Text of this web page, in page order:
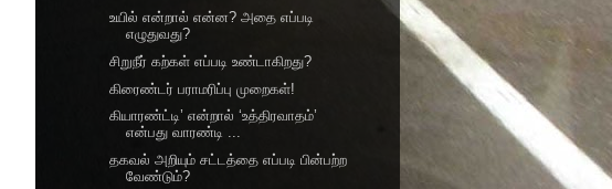
உயில் என்றால் என்ன? அதை எப்படி
எழுதுவது?
சிறுநீர் கற்கள் எப்படி உண்டாகிறது?
கிரைண்டர் பராமரிப்பு முறைகள்!
கியாரண்ட்டி’ என்றால் ‘உத்திரவாதம்’
என்பது வாரண்டி ...
தகவல் அறியும் சட்டத்தை எப்படி பின்பற்ற
வேண்டும்?